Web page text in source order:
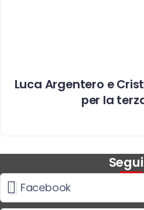
Luca Argentero e
per la
Facebook